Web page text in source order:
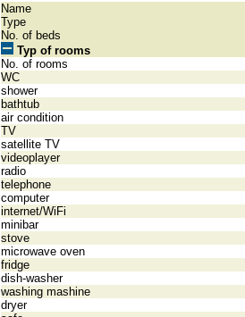
Name
Type
No. of beds
Typ of rooms
No. of rooms
WC
shower
bathtub
air condition
TV
satellite TV
videoplayer
radio
telephone
computer
internet/WiFi
minibar
stove
microwave oven
fridge
dish-washer
washing mashine
dryer